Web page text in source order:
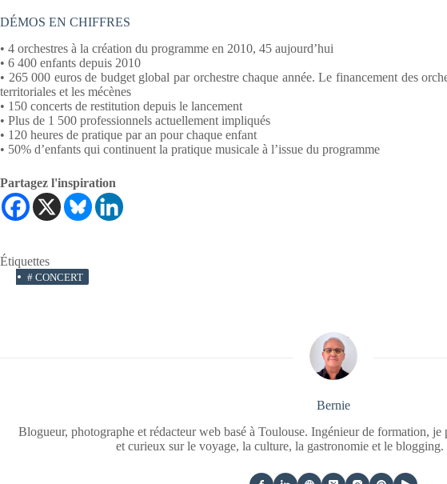
DÉMOS EN CHIFFRES
• 4 orchestres à la création du programme en 2010, 45 aujourd’hui
• 6 400 enfants depuis 2010
• 265 000 euros de budget global par orchestre chaque année. Le financement des
territoriales et les mécènes
• 150 concerts de restitution depuis le lancement
• Plus de 1 500 professionnels actuellement impliqués
• 120 heures de pratique par an pour chaque enfant
• 50% d’enfants qui continuent la pratique musicale à l’issue du programme
Partagez l'inspiration
Étiquettes
# CONCERT
Bernie
Blogueur, photographe et rédacteur web basé à Toulouse. Ingénieur de formation,
et curieux sur le voyage, la culture, la gastronomie et le blogging.